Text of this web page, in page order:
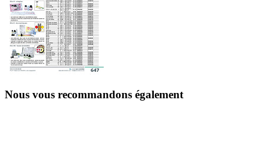
Nous vous recommandons également